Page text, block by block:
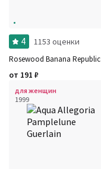
4 1153 оценки
Rosewood Banana Republic
от 191 ₽
для женщин
1999